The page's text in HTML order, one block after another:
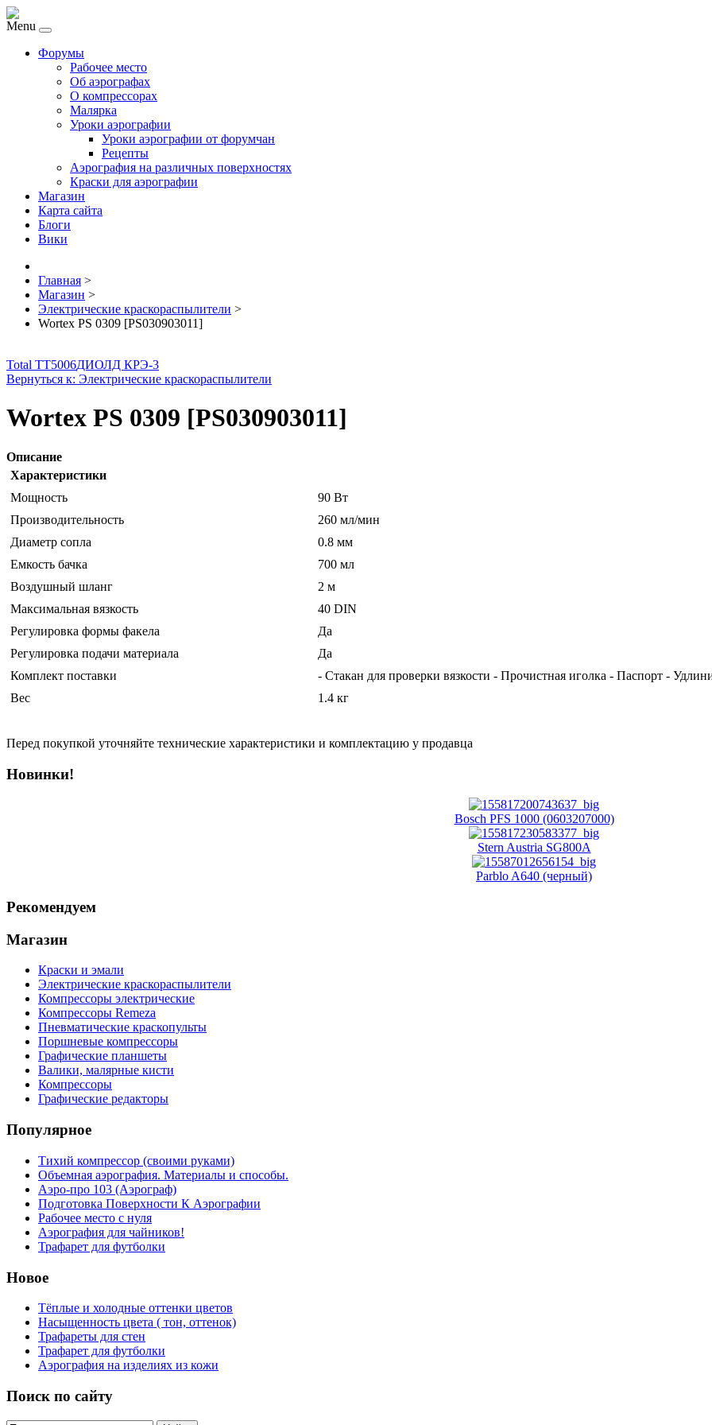
Menu
Форумы
Рабочее место
Об аэрографах
О компрессорах
Малярка
Уроки аэрографии
Уроки аэрографии от форумчан
Рецепты
Аэрография на различных поверхностях
Краски для аэрографии
Магазин
Карта сайта
Блоги
Вики
Главная >
Магазин >
Электрические краскораспылители >
Wortex PS 0309 [PS030903011]
Total TT5006ДИОЛД КРЭ-3
Вернуться к: Электрические краскораспылители
Wortex PS 0309 [PS030903011]
Описание
Характеристики
Мощность
90 Вт
Производительность
260 мл/мин
Диаметр сопла
0.8 мм
Емкость бачка
700 мл
Воздушный шланг
2 м
Максимальная вязкость
40 DIN
Регулировка формы факела
Да
Регулировка подачи материала
Да
Комплект поставки
- Стакан для проверки вязкости - Прочистная иголка - Паспорт -
Вес
1.4 кг
Перед покупкой уточняйте технические характеристики и комплектацию у продавца
Новинки!
Bosch PFS 1000 (0603207000)
Stern Austria SG800A
Parblo A640 (черный)
Рекомендуем
Магазин
Краски и эмали
Электрические краскораспылители
Компрессоры электрические
Компрессоры Remeza
Пневматические краскопульты
Поршневые компрессоры
Графические планшеты
Валики, малярные кисти
Компрессоры
Графические редакторы
Популярное
Тихий компрессор (своими руками)
Объемная аэрография. Материалы и способы.
Аэро-про 103 (Аэрограф)
Подготовка Поверхности К Аэрографии
Рабочее место с нуля
Аэрография для чайников!
Трафарет для футболки
Новое
Тёплые и холодные оттенки цветов
Насыщенность цвета ( тон, оттенок)
Трафареты для стен
Трафарет для футболки
Аэрография на изделиях из кожи
Поиск по сайту